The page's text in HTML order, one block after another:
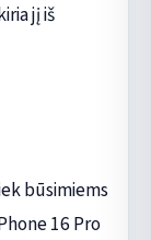
jį iš
būsimiems
16 Pro